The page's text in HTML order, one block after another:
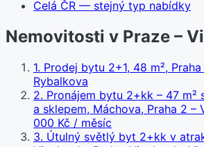
Celá ČR — stejný typ nabídky
Nemovitosti v Praze –
1. Prodej bytu 2+1, 48 m²,
Rybalkova
2. Pronájem bytu 2+kk – 47 m²
a sklepem, Máchova, Praha 2 –
000 Kč / měsíc
3. Útulný světlý byt 2+kk v